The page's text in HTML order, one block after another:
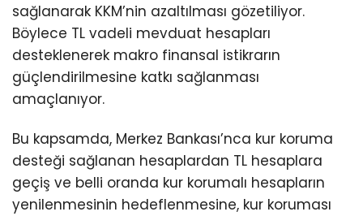
sağlanarak KKM’nin azaltılması gözetiliyor.
Böylece TL vadeli mevduat hesapları
desteklenerek makro finansal istikrarın
güçlendirilmesine katkı sağlanması
amaçlanıyor.
Bu kapsamda, Merkez Bankası’nca kur koruma
desteği sağlanan hesaplardan TL hesaplara
geçiş ve belli oranda kur korumalı hesapların
yenilenmesinin hedeflenmesine, kur koruması